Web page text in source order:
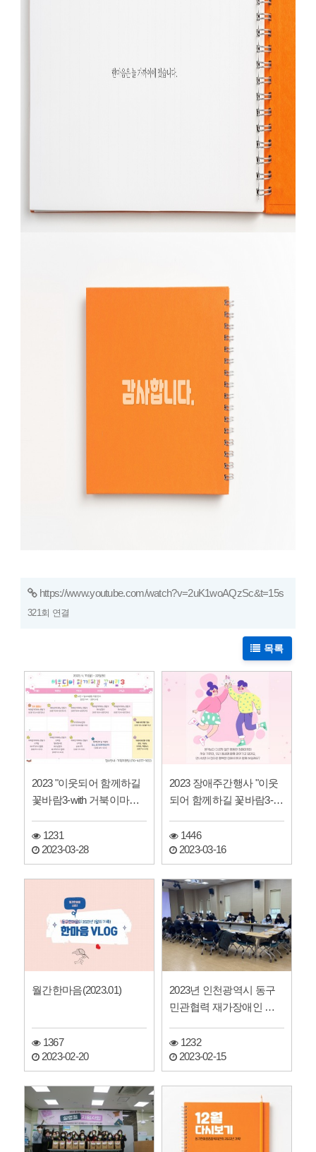
https://www.youtube.com/watch?v=2uK1woAQzSc&t=15s
321회 연결
목록
2023 "이웃되어 함께하길
꽃바람3-with 거북이마라
1231
2023-03-28
2023 장애주간행사 "이웃
되어 함께하길 꽃바람3-wit
1446
2023-03-16
월간한마음(2023.01)
1367
2023-02-20
2023년 인천광역시 동구
민관협력 재가장애인 서
1232
2023-02-15